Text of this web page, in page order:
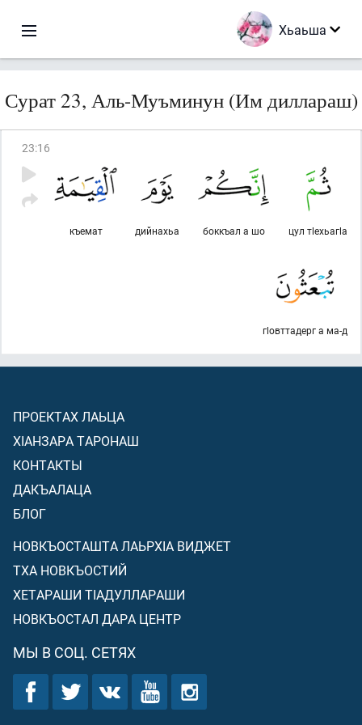
Хьаьша
Сурат 23, Аль-Муъминун (Им диллараш)
23:16
цул тlехьагlа
боккъал а шо
дийнахьа
къемат
гlовттадерг а ма-д
ПРОЕКТАХ ЛАЬЦА
ХIАНЗАРА ТАРОНАШ
КОНТАКТЫ
ДАКЪАЛАЦА
БЛОГ
НОВКЪОСТАШТА ЛАЬРХIА ВИДЖЕТ
ТХА НОВКЪОСТИЙ
ХЕТАРАШИ ТIАДУЛЛАРАШИ
НОВКЪОСТАЛ ДАРА ЦЕНТР
МЫ В СОЦ. СЕТЯХ